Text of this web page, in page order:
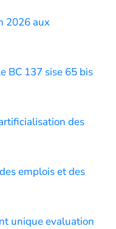
2026 aux
BC 137 sise 65 bis
des
emplois et des
unique evaluation